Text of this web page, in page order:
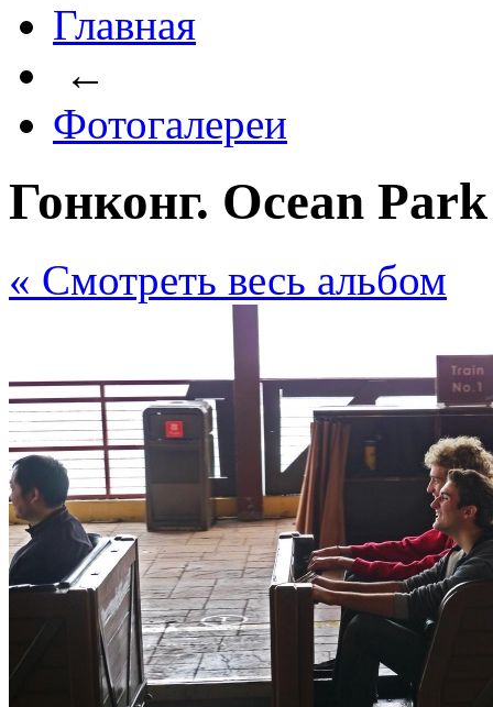
Главная
←
Фотогалереи
Гонконг. Ocean Park
« Cмотреть весь альбом